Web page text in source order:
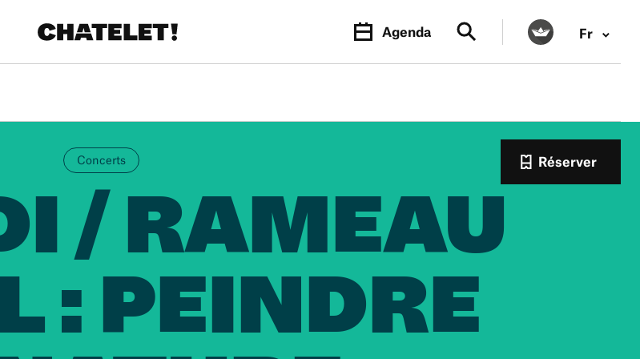
Agenda Fr
Réserver
Concerts
/ RAMEAU
: PEINDRE